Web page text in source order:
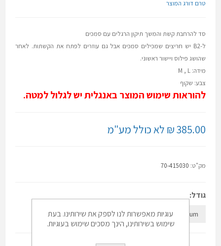
טרם דורג המוצר
סד להרחבת קשת והמשך תיקון הרגלים עם סמכים
ל-B2 יש חריצים שמכילים סמכים אבל גם עוזרים לפתח את הקשתות. לאחר
שהושג פילוס ויישור ראשוני.
​מידה: M , L
צבע: שקוף
להוראות שימוש המוצר באנגלית יש לגלול למטה.
385.00 ₪ לא כולל מע"מ
מק"ט: 70-415030
גודל:
Medium
LARGE
עוגיות מאפשרות לנו לספק את שירותינו. בעת
שימוש בשירותינו, הינך מסכים שימוש בעוגיות.